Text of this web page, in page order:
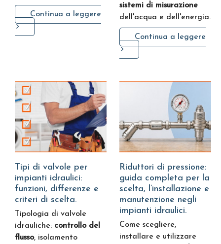
Continua a leggere
sistemi di misurazione
dell'acqua e dell'energia.
Continua a leggere
Tipi di valvole per
impianti idraulici:
funzioni, differenze e
criteri di scelta.
Tipologia di valvole
idrauliche: controllo del
flusso, isolamento
Riduttori di pressione:
guida completa per la
scelta, l’installazione e
manutenzione negli
impianti idraulici.
Come scegliere,
installare e utilizzare